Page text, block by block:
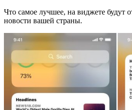
Что самое лучшее, на виджете будут
новости вашей страны.